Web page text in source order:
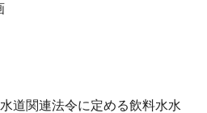
道関連法令に定める飲料水水